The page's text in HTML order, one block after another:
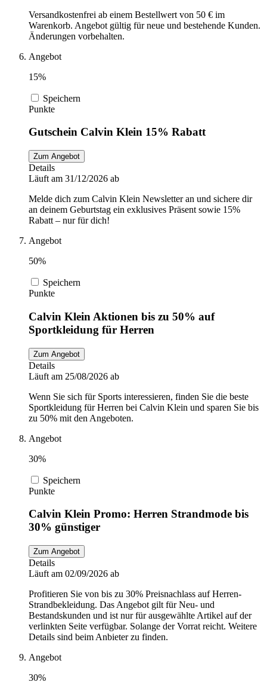
Versandkostenfrei ab einem Bestellwert von 50 € im
Warenkorb. Angebot gültig für neue und bestehende Kunden.
Änderungen vorbehalten.
Angebot
15%
Speichern
Punkte
Gutschein Calvin Klein 15% Rabatt
Zum Angebot
Details
Läuft am 31/12/2026 ab
Melde dich zum Calvin Klein Newsletter an und sichere dir
an deinem Geburtstag ein exklusives Präsent sowie 15%
Rabatt – nur für dich!
Angebot
50%
Speichern
Punkte
Calvin Klein Aktionen bis zu 50% auf
Sportkleidung für Herren
Zum Angebot
Details
Läuft am 25/08/2026 ab
Wenn Sie sich für Sports interessieren, finden Sie die beste
Sportkleidung für Herren bei Calvin Klein und sparen Sie bis
zu 50% mit den Angeboten.
Angebot
30%
Speichern
Punkte
Calvin Klein Promo: Herren Strandmode bis
30% günstiger
Zum Angebot
Details
Läuft am 02/09/2026 ab
Profitieren Sie von bis zu 30% Preisnachlass auf Herren-
Strandbekleidung. Das Angebot gilt für Neu- und
Bestandskunden und ist nur für ausgewählte Artikel auf der
verlinkten Seite verfügbar. Solange der Vorrat reicht. Weitere
Details sind beim Anbieter zu finden.
Angebot
30%